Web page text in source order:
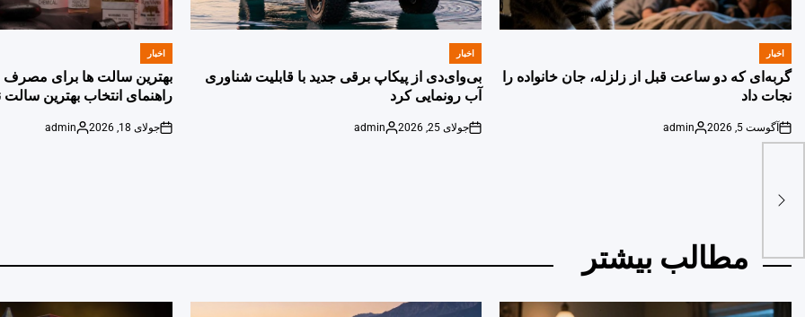
POSTED
IN
اخبار
گربه‌ای که دو ساعت قبل از زلزله، جان خانواده را
نجات داد
on
آگوست 5, 2026
Posted
admin
POSTED
اخبار
بی‌وای‌دی از پیکاپ برقی جدید با قابلیت شناوری
آب رونمایی کرد
on
جولای 25, 2026
Posted
admin
POSTED
اخبار
بهترین سالت ها برای مصرف
راهنمای انتخاب بهترین سالت
on
جولای 18, 2026
Posted
admin
مطالب بیشتر